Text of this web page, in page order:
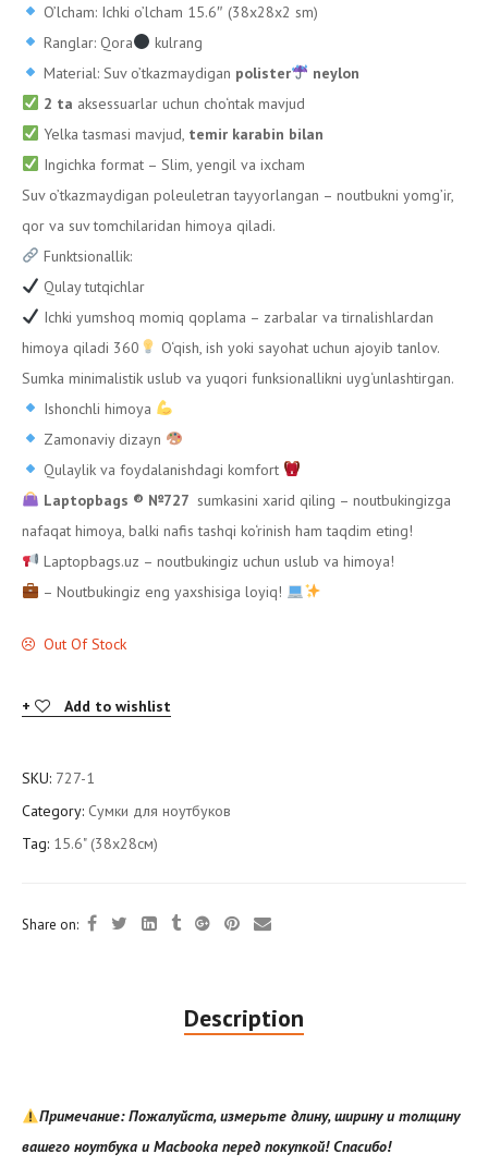
O’lcham: Ichki o’lcham 15.6″ (38x28x2 sm)
Ranglar: Qora
kulrang
Material: Suv o’tkazmaydigan polister
neylon
2 ta aksessuarlar uchun cho‘ntak mavjud
Yelka tasmasi mavjud, temir karabin bilan
Ingichka format – Slim, yengil va ixcham
Suv o’tkazmaydigan poleuletran tayyorlangan – noutbukni yomg’ir,
qor va suv tomchilaridan himoya qiladi.
Funktsionallik:
Qulay tutqichlar
Ichki yumshoq momiq qoplama – zarbalar va tirnalishlardan
himoya qiladi 360
O‘qish, ish yoki sayohat uchun ajoyib tanlov.
Sumka minimalistik uslub va yuqori funksionallikni uyg‘unlashtirgan.
Ishonchli himoya
Zamonaviy dizayn
Qulaylik va foydalanishdagi komfort
Laptopbags ®️ №727 sumkasini xarid qiling – noutbukingizga
nafaqat himoya, balki nafis tashqi ko‘rinish ham taqdim eting!
Laptopbags.uz – noutbukingiz uchun uslub va himoya!
– Noutbukingiz eng yaxshisiga loyiq!
Out Of Stock
Add to wishlist
SKU: 727-1
Category: Сумки для ноутбуков
Tag: 15.6" (38x28см)
Share on:
Description
Примечание: Пожалуйста, измерьте длину, ширину и толщину
вашего ноутбука и Macbooka перед покупкой! Спасибо!